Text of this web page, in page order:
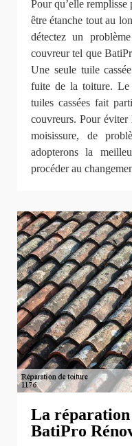
Pour qu’elle
être étanche tout au
détectez un
couvreur tel que
Une seule tuile
fuite de la toiture. Le
tuiles cassées fait
couvreurs. Pour éviter
moisissure, de
adopterons la
procéder au
La réparation
BatiPro